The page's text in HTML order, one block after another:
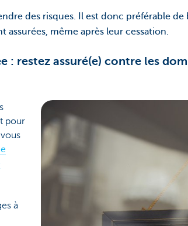
des risques. Il est donc préférable de
assurées, même après leur cessation.
: restez assuré(e) contre les
pour
à